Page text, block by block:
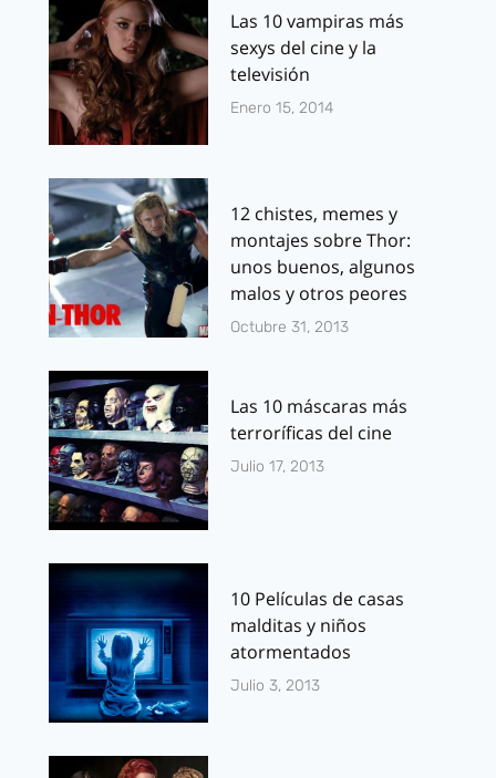
Las 10 vampiras más
sexys del cine y la
televisión
Enero 15, 2014
12 chistes, memes y
montajes sobre Thor:
unos buenos, algunos
malos y otros peores
Octubre 31, 2013
Las 10 máscaras más
terroríficas del cine
Julio 17, 2013
10 Películas de casas
malditas y niños
atormentados
Julio 3, 2013